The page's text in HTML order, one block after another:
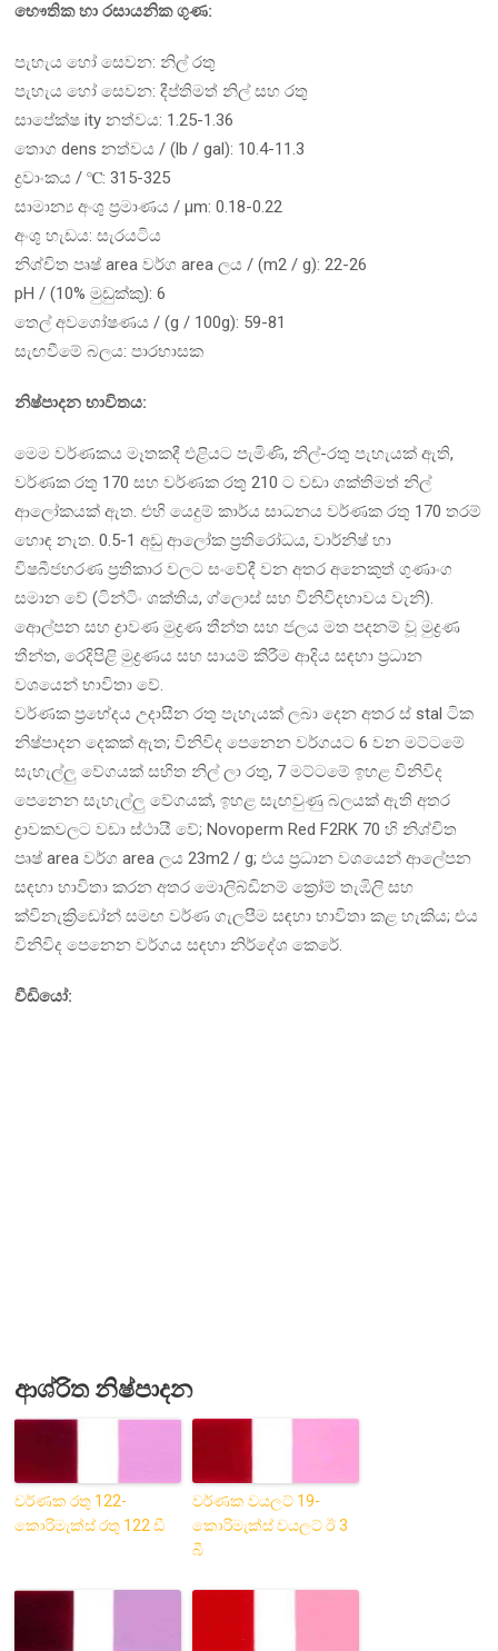
භෞතික හා රසායනික ගුණ:
පැහැය හෝ සෙවන: නිල් රතු
පැහැය හෝ සෙවන: දීප්තිමත් නිල් සහ රතු
සාපේක්ෂ ity නත්වය: 1.25-1.36
තොග dens නත්වය / (lb / gal): 10.4-11.3
ද්‍රවාංකය / ℃: 315-325
සාමාන්‍ය අංශු ප්‍රමාණය / μm: 0.18-0.22
අංශු හැඩය: සැරයටිය
නිශ්චිත පෘෂ් area වර්ග area ලය / (m2 / g): 22-26
pH / (10% මුඩුක්කු): 6
තෙල් අවශෝෂණය / (g / 100g): 59-81
සැඟවීමේ බලය: පාරභාසක
නිෂ්පාදන භාවිතය:
මෙම වර්ණකය මෑතකදී එළියට පැමිණි, නිල්-රතු පැහැයක් ඇති,
වර්ණක රතු 170 සහ වර්ණක රතු 210 ට වඩා ශක්තිමත් නිල්
ආලෝකයක් ඇත. එහි යෙදුම් කාර්ය සාධනය වර්ණක රතු 170 තරම්
හොඳ නැත. 0.5-1 අඩු ආලෝක ප්‍රතිරෝධය, වාර්නිෂ් හා
විෂබීජහරණ ප්‍රතිකාර වලට සංවේදී වන අතර අනෙකුත් ගුණාංග
සමාන වේ (ටින්ටිං ශක්තිය, ග්ලොස් සහ විනිවිදභාවය වැනි).
ආෙල්පන සහ ද්‍රාවණ මුද්‍රණ තීන්ත සහ ජලය මත පදනම් වූ මුද්‍රණ
තීන්ත, රෙදිපිළි මුද්‍රණය සහ සායම් කිරීම ආදිය සඳහා ප්‍රධාන
වශයෙන් භාවිතා වේ.
වර්ණක ප්‍රභේදය උදාසීන රතු පැහැයක් ලබා දෙන අතර ස් stal ටික
නිෂ්පාදන දෙකක් ඇත; විනිවිද පෙනෙන වර්ගයට 6 වන මට්ටමේ
සැහැල්ලු වේගයක් සහිත නිල් ලා රතු, 7 මට්ටමේ ඉහළ විනිවිද
පෙනෙන සැහැල්ලු වේගයක්, ඉහළ සැඟවුණු බලයක් ඇති අතර
ද්‍රාවකවලට වඩා ස්ථායී වේ; Novoperm Red F2RK 70 හි නිශ්චිත
පෘෂ් area වර්ග area ලය 23m2 / g; එය ප්‍රධාන වශයෙන් ආලේපන
සඳහා භාවිතා කරන අතර මොලිබ්ඩිනම් ක්‍රෝම් තැඹිලි සහ
ක්විනැක්‍රිඩෝන් සමඟ වර්ණ ගැලපීම සඳහා භාවිතා කළ හැකිය; එය
විනිවිද පෙනෙන වර්ගය සඳහා නිර්දේශ කෙරේ.
වීඩියෝ:
ආශ්රිත නිෂ්පාදන
වර්ණක රතු 122-
කොරිමැක්ස් රතු 122 ඩී
වර්ණක වයලට් 19-
කොරිමැක්ස් වයලට් ඊ 3
බී